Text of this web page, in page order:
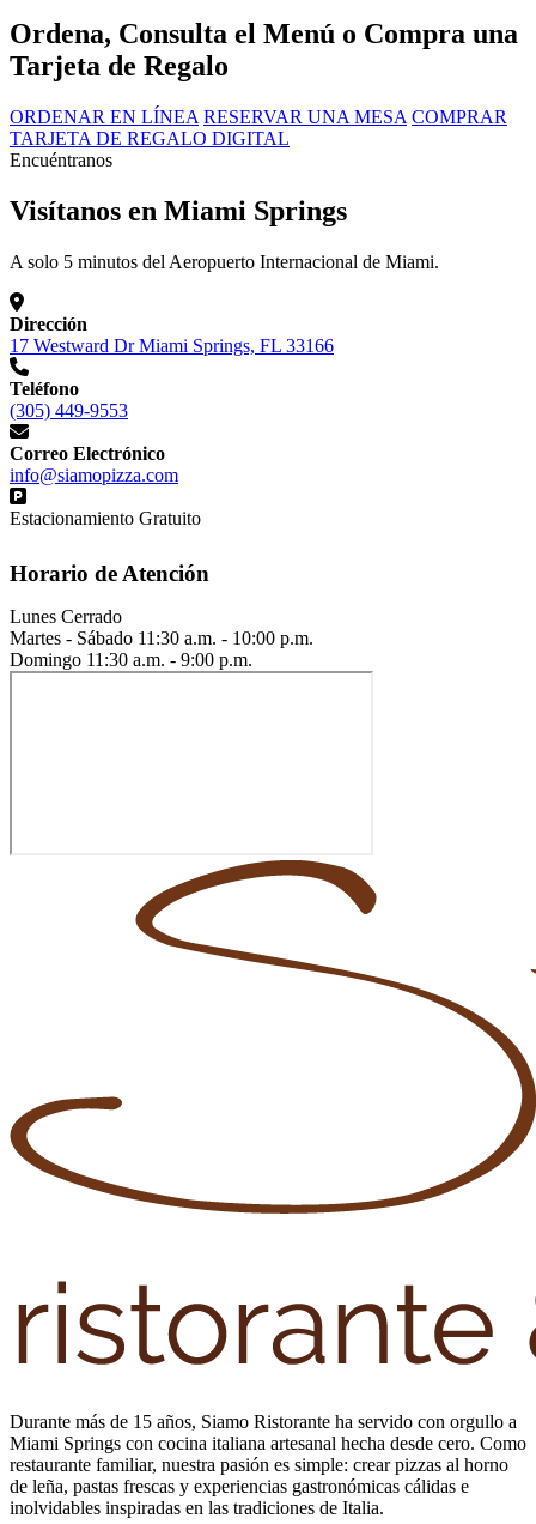
Ordena, Consulta el Menú o Compra una
Tarjeta de Regalo
ORDENAR EN LÍNEA RESERVAR UNA MESA COMPRAR
TARJETA DE REGALO DIGITAL
Encuéntranos
Visítanos en Miami Springs
A solo 5 minutos del Aeropuerto Internacional de Miami.
Dirección
17 Westward Dr Miami Springs, FL 33166
Teléfono
(305) 449-9553
Correo Electrónico
info@siamopizza.com
Estacionamiento Gratuito
Horario de Atención
Lunes Cerrado
Martes - Sábado 11:30 a.m. - 10:00 p.m.
Domingo 11:30 a.m. - 9:00 p.m.
Durante más de 15 años, Siamo Ristorante ha servido con orgullo a
Miami Springs con cocina italiana artesanal hecha desde cero. Como
restaurante familiar, nuestra pasión es simple: crear pizzas al horno
de leña, pastas frescas y experiencias gastronómicas cálidas e
inolvidables inspiradas en las tradiciones de Italia.